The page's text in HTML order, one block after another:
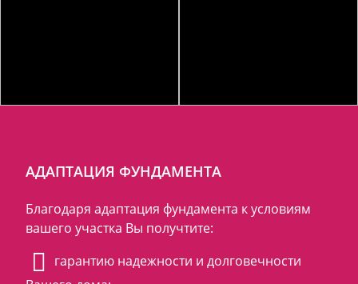
АДАПТАЦИЯ ФУНДАМЕНТА
Благодаря адаптация фундамента к условиям
вашего участка Вы получтите:
гарантию надежности и долговечности